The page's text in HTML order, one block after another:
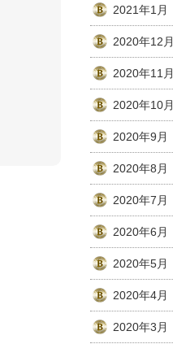
2021年1月
2020年12月
2020年11月
2020年10月
2020年9月
2020年8月
2020年7月
2020年6月
2020年5月
2020年4月
2020年3月